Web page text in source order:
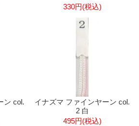
330円(税込)
ン col.
イナズマ ファインヤーン col.
2 白
495円(税込)